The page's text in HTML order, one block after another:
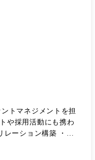
トマネジメントを担
や採用活動にも携わ